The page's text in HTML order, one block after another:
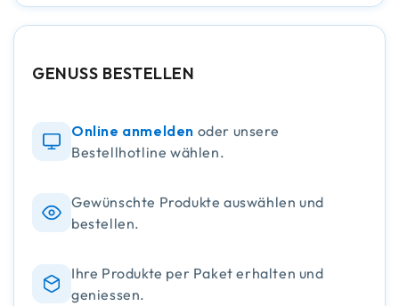
GENUSS BESTELLEN
Online anmelden oder unsere
Bestellhotline wählen.
Gewünschte Produkte auswählen und
bestellen.
Ihre Produkte per Paket erhalten und
geniessen.